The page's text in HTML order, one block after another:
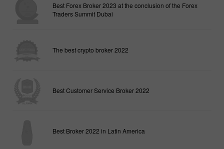
Best Forex Broker 2023 at the conclusion of the Forex
Traders Summit Dubai
The best crypto broker 2022
Best Customer Service Broker 2022
Best Broker 2022 in Latin America